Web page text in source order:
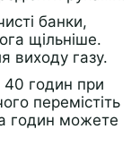
банки,
щільніше.
виходу газу.
годин при
перемістіть
годин можете